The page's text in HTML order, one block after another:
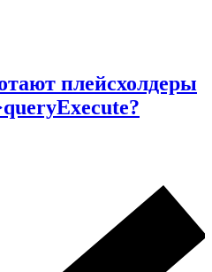
плейсхолдеры